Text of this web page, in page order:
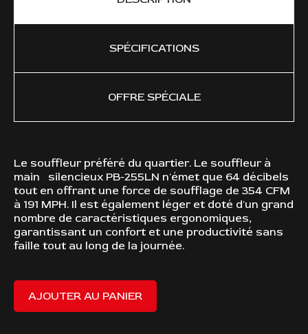
SPÉCIFICATIONS
OFFRE SPÉCIALE
Le souffleur préféré du quartier. Le souffleur à
main silencieux PB-255LN n'émet que 64 décibels
tout en offrant une force de soufflage de 354 CFM
à 191 MPH. Il est également léger et doté d'un grand
nombre de caractéristiques ergonomiques,
garantissant un confort et une productivité sans
faille tout au long de la journée.
AJOUTER AU PANIER